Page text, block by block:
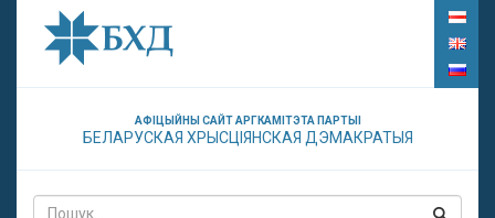
АФІЦЫЙНЫ САЙТ АРГКАМІТЭТА ПАРТЫІ
БЕЛАРУСКАЯ ХРЫСЦІЯНСКАЯ ДЭМАКРАТЫЯ